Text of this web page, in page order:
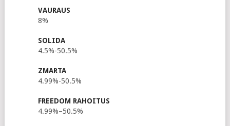
VAURAUS
8%
SOLIDA
4.5%-50.5%
ZMARTA
4.99%-50.5%
FREEDOM RAHOITUS
4.99%–50.5%